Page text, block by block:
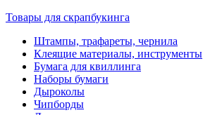
Товары для скрапбукинга
Штампы, трафареты, чернила
Клеящие материалы, инструменты
Бумага для квиллинга
Наборы бумаги
Дыроколы
Чипборды